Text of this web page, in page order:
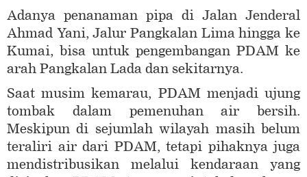
Adanya penanaman pipa di Jalan Jenderal
Ahmad Yani, Jalur Pangkalan Lima hingga ke
Kumai, bisa untuk pengembangan PDAM ke
arah Pangkalan Lada dan sekitarnya.
Saat musim kemarau, PDAM menjadi ujung
tombak dalam pemenuhan air bersih.
Meskipun di sejumlah wilayah masih belum
teraliri air dari PDAM, tetapi pihaknya juga
mendistribusikan melalui kendaraan yang